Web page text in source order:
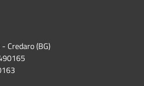
Credaro (BG)